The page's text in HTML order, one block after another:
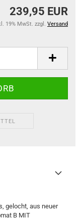
239,95 EUR
19% MwSt. zzgl. Versand
gelocht, aus neuer
B MIT